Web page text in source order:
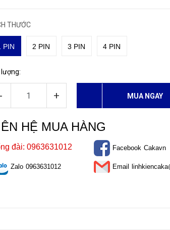
THƯỚC
PIN 2 PIN 3 PIN 4 PIN
- + MUA NGAY
HỆ MUA HÀNG
đài: 0963631012
Zalo 0963631012
Facebook Cakavn
Email